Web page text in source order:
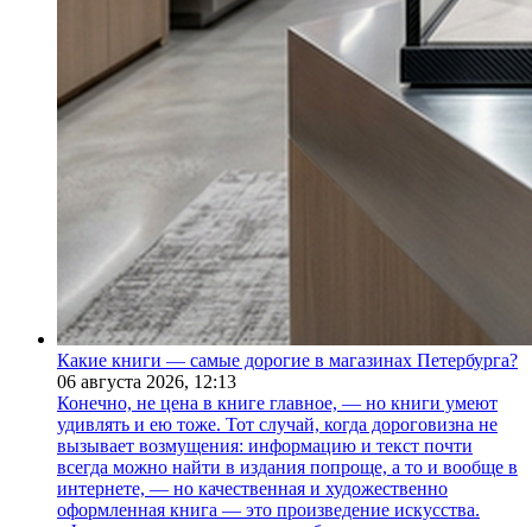
Какие книги — самые дорогие в магазинах Петербурга?
06 августа 2026, 12:13
Конечно, не цена в книге главное, — но книги умеют
удивлять и ею тоже. Тот случай, когда дороговизна не
вызывает возмущения: информацию и текст почти
всегда можно найти в издания попроще, а то и вообще в
интернете, — но качественная и художественно
оформленная книга — это произведение искусства.